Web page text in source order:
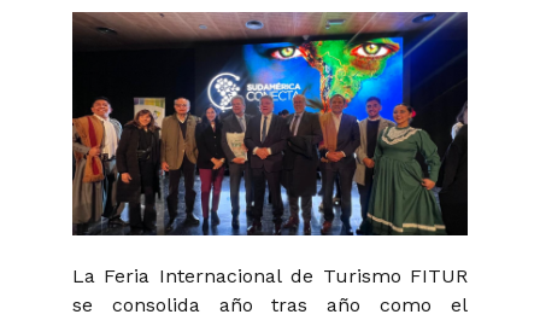
La Feria Internacional de Turismo FITUR
se consolida año tras año como el